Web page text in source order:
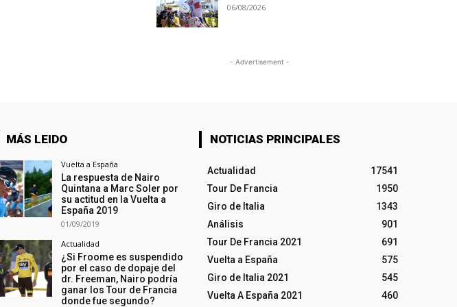
06/08/2026
- Advertisement -
MÁS LEIDO
Vuelta a España
La respuesta de Nairo
Quintana a Marc Soler por
su actitud en la Vuelta a
España 2019
01/09/2019
Actualidad
¿Si Froome es suspendido
por el caso de dopaje del
dr. Freeman, Nairo podría
ganar los Tour de Francia
donde fue segundo?
NOTICIAS PRINCIPALES
Actualidad
17541
Tour De Francia
1950
Giro de Italia
1343
Análisis
901
Tour De Francia 2021
691
Vuelta a España
575
Giro de Italia 2021
545
Vuelta A España 2021
460